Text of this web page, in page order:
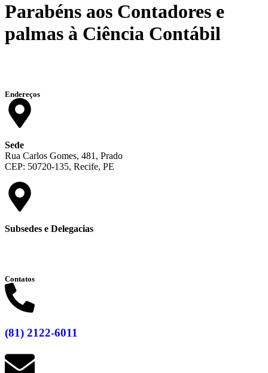
Parabéns aos Contadores e
palmas à Ciência Contábil
Endereços
Sede
Rua Carlos Gomes, 481, Prado
CEP: 50720-135, Recife, PE
Subsedes e Delegacias
Contatos
(81) 2122-6011